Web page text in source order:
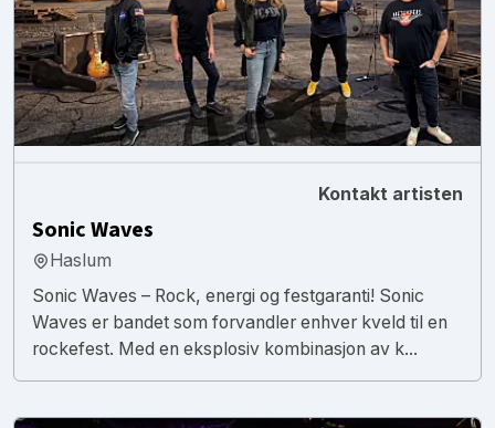
Kontakt artisten
Sonic Waves
Haslum
Sonic Waves – Rock, energi og festgaranti! Sonic
Waves er bandet som forvandler enhver kveld til en
rockefest. Med en eksplosiv kombinasjon av k...